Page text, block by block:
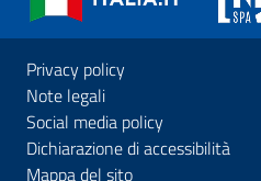
Privacy policy
Note legali
Social media policy
Dichiarazione di accessibilità
Mappa del sito